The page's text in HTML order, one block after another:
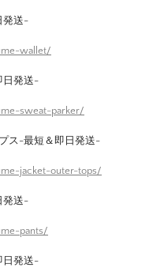
発送-
wallet/
日発送-
sweat-parker/
ス-最短＆即日発送-
jacket-outer-tops/
発送-
pants/
日発送-